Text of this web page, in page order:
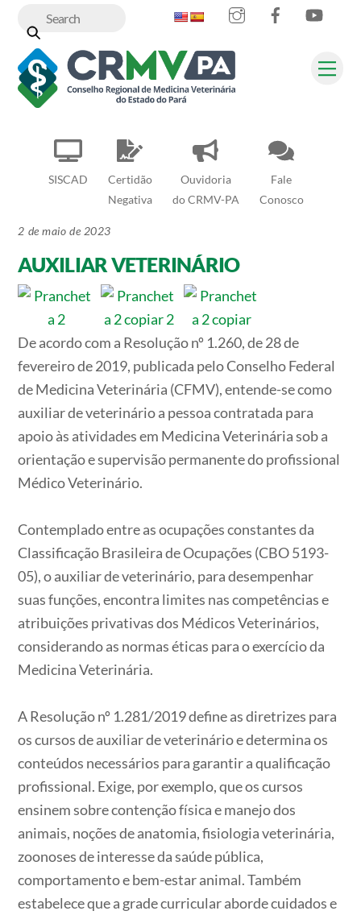
content
SISCAD
Certidão
Negativa
Ouvidoria
do CRMV-PA
Fale
Conosco
InstagramFacebook
2 de maio de 2023
AUXILIAR VETERINÁRIO
De acordo com a Resolução nº 1.260, de 28 de
fevereiro de 2019, publicada pelo Conselho Federal
de Medicina Veterinária (CFMV), entende-se como
auxiliar de veterinário a pessoa contratada para
apoio às atividades em Medicina Veterinária sob a
orientação e supervisão permanente do profissional
Médico Veterinário.
Contemplado entre as ocupações constantes da
Classificação Brasileira de Ocupações (CBO 5193-
05), o auxiliar de veterinário, para desempenhar
suas funções, encontra limites nas competências e
atribuições privativas dos Médicos Veterinários,
considerando as normas éticas para o exercício da
Medicina Veterinária.
A Resolução nº 1.281/2019 define as diretrizes para
os cursos de auxiliar de veterinário e determina os
conteúdos necessários para garantir a qualificação
profissional. Exige, por exemplo, que os cursos
ensinem sobre contenção física e manejo dos
animais, noções de anatomia, fisiologia veterinária,
zoonoses de interesse da saúde pública,
comportamento e bem-estar animal. Também
estabelece que a grade curricular aborde cuidados e